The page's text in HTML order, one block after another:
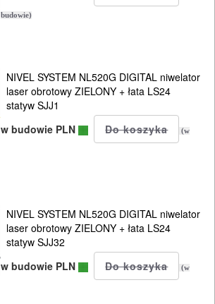
budowie)
NIVEL SYSTEM NL520G DIGITAL niwelator
laser obrotowy ZIELONY + łata LS24
statyw SJJ1
w budowie PLN
(w
NIVEL SYSTEM NL520G DIGITAL niwelator
laser obrotowy ZIELONY + łata LS24
statyw SJJ32
w budowie PLN
(w